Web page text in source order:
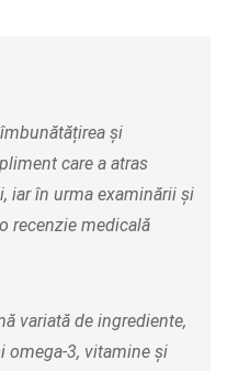
și
care a atras
iar în urma examinării și
recenzie medicală
variată de ingrediente,
omega-3, vitamine și